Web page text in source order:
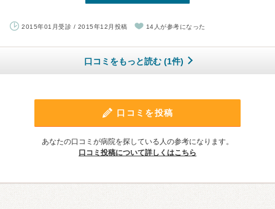
2015年01月受診 / 2015年12月投稿 14人が参考になった
口コミをもっと読む (1件)
口コミを投稿
あなたの口コミが病院を探している人の参考になります。
口コミ投稿について詳しくはこちら